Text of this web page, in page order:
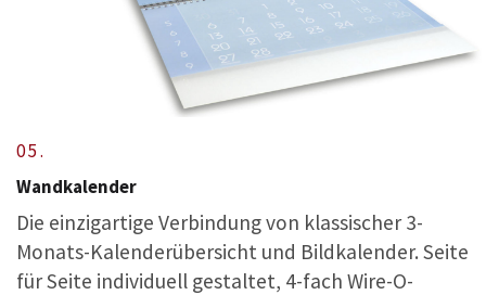
05.
Wandkalender
Die einzigartige Verbindung von klassischer 3-
Monats-Kalenderübersicht und Bildkalender. Seite
für Seite individuell gestaltet, 4-fach Wire-O-